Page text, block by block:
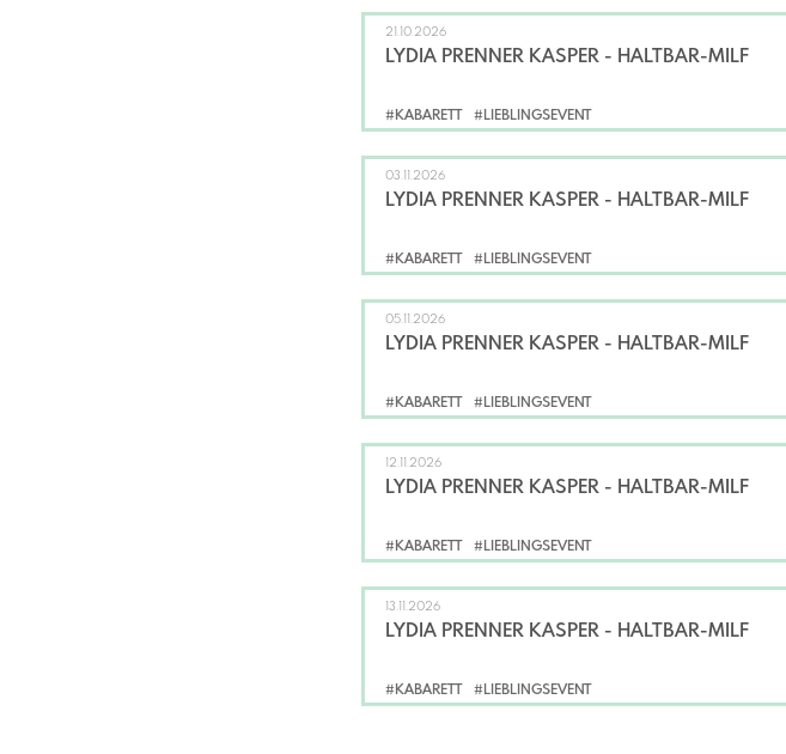
#KABARETT #LIEBLINGSEVENT
21.10.2026
LYDIA PRENNER KASPER - HALTBAR-MILF
#KABARETT #LIEBLINGSEVENT
03.11.2026
LYDIA PRENNER KASPER - HALTBAR-MILF
#KABARETT #LIEBLINGSEVENT
05.11.2026
LYDIA PRENNER KASPER - HALTBAR-MILF
#KABARETT #LIEBLINGSEVENT
12.11.2026
LYDIA PRENNER KASPER - HALTBAR-MILF
#KABARETT #LIEBLINGSEVENT
13.11.2026
LYDIA PRENNER KASPER - HALTBAR-MILF